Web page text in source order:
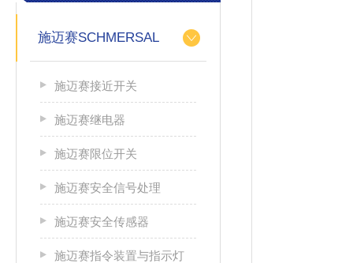
施迈赛SCHMERSAL
施迈赛接近开关
施迈赛继电器
施迈赛限位开关
施迈赛安全信号处理
施迈赛安全传感器
施迈赛指令装置与指示灯